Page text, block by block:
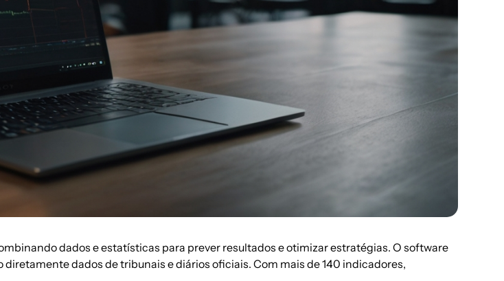
dados e estatísticas para prever resultados e otimizar estratégias. O software
dados de tribunais e diários oficiais. Com mais de 140 indicadores,